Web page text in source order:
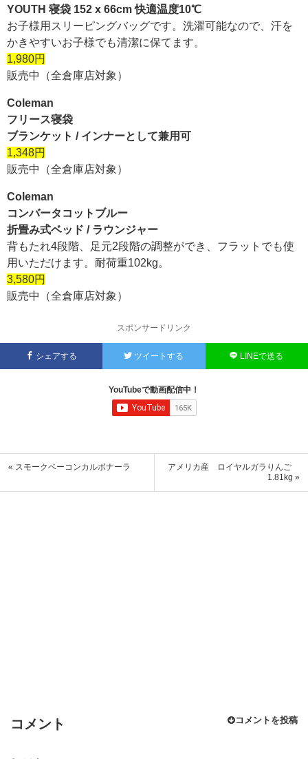
YOUTH 寝袋 152 x 66cm 快適温度10℃
お子様用スリーピングバッグです。洗濯可能なので、汗を
かきやすいお子様でも清潔に保てます。
1,980円
販売中（全倉庫店対象）
Coleman
フリース寝袋
ブランケット / インナーとして兼用可
1,348円
販売中（全倉庫店対象）
Coleman
コンバータコットブルー
折畳み式ベッド / ラウンジャー
背もたれ4段階、足元2段階の調整ができ、フラットでも使
用いただけます。耐荷重102kg。
3,580円
販売中（全倉庫店対象）
スポンサードリンク
シェアする ツイートする LINEで送る
YouTubeで動画配信中！
« スモークベーコンカルボナーラ
アメリカ産 ロイヤルガラりんご
1.81kg »
コメント コメントを投稿